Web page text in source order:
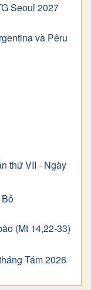
Seoul 2027
và Pêru
thứ VII - Ngày
(Mt 14,22-33)
Tám 2026